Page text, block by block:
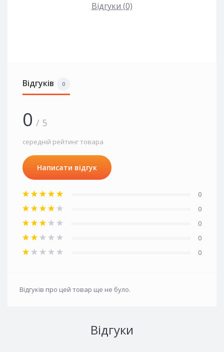
Відгуки (0)
Відгуків 0
0 / 5
середній рейтинг товара
Написати відгук
0
0
0
0
0
Відгуків про цей товар ще не було.
Відгуки